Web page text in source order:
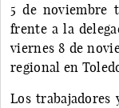
5 de noviembre
frente a la
viernes 8 de
regional en
Los trabajadores